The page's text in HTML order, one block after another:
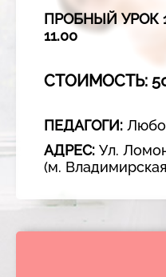
ПРОБНЫЙ УРОК
11.00
СТОИМОСТЬ:
ПЕДАГОГИ:
АДРЕС: Ул.
(м.